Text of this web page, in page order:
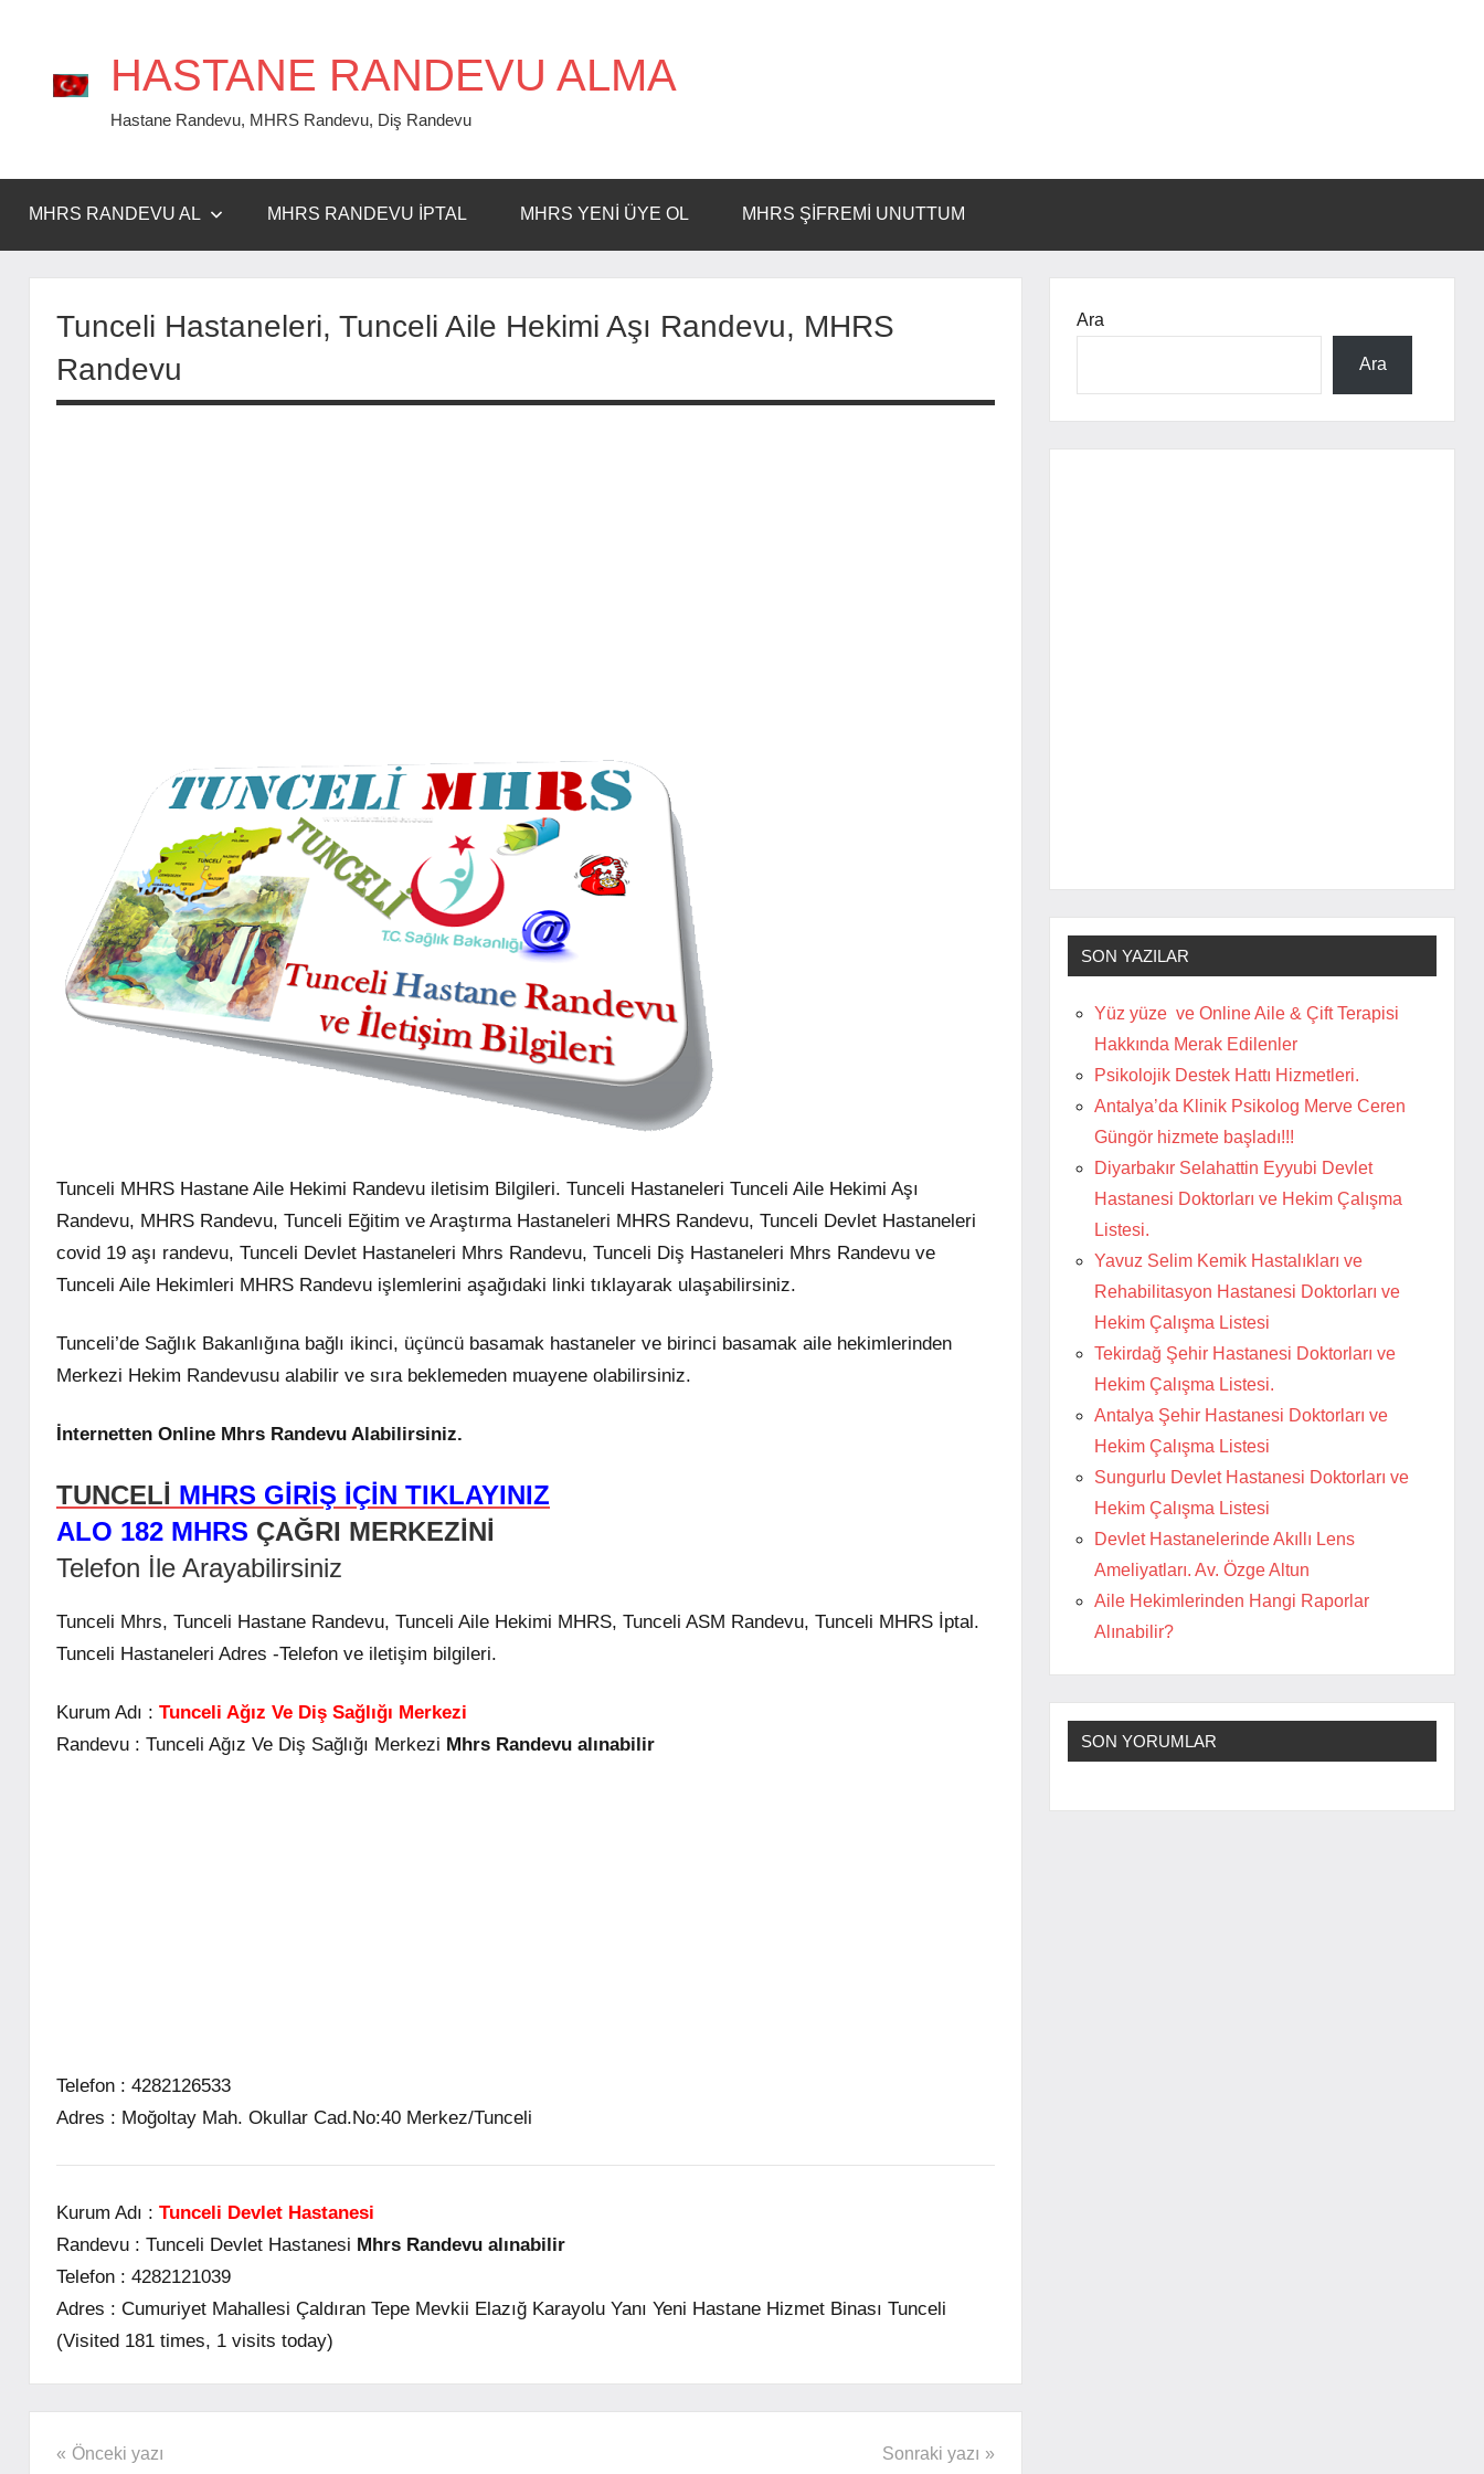
HASTANE RANDEVU ALMA
Hastane Randevu, MHRS Randevu, Diş Randevu
MHRS RANDEVU AL MHRS RANDEVU İPTAL MHRS YENI ÜYE OL MHRS ŞIFREMI UNUTTUM
Tunceli Hastaneleri, Tunceli Aile Hekimi Aşı Randevu, MHRS
Randevu
Tunceli MHRS Hastane Aile Hekimi Randevu iletisim Bilgileri. Tunceli Hastaneleri Tunceli Aile Hekimi Aşı
Randevu, MHRS Randevu, Tunceli Eğitim ve Araştırma Hastaneleri MHRS Randevu, Tunceli Devlet Hastaneleri
covid 19 aşı randevu, Tunceli Devlet Hastaneleri Mhrs Randevu, Tunceli Diş Hastaneleri Mhrs Randevu ve
Tunceli Aile Hekimleri MHRS Randevu işlemlerini aşağıdaki linki tıklayarak ulaşabilirsiniz.
Tunceli’de Sağlık Bakanlığına bağlı ikinci, üçüncü basamak hastaneler ve birinci basamak aile hekimlerinden
Merkezi Hekim Randevusu alabilir ve sıra beklemeden muayene olabilirsiniz.
İnternetten Online Mhrs Randevu Alabilirsiniz.
TUNCELİ MHRS GİRİŞ İÇİN TIKLAYINIZ
ALO 182 MHRS ÇAĞRI MERKEZİNİ
Telefon İle Arayabilirsiniz
Tunceli Mhrs, Tunceli Hastane Randevu, Tunceli Aile Hekimi MHRS, Tunceli ASM Randevu, Tunceli MHRS İptal.
Tunceli Hastaneleri Adres -Telefon ve iletişim bilgileri.
Kurum Adı : Tunceli Ağız Ve Diş Sağlığı Merkezi
Randevu : Tunceli Ağız Ve Diş Sağlığı Merkezi Mhrs Randevu alınabilir
Telefon : 4282126533
Adres : Moğoltay Mah. Okullar Cad.No:40 Merkez/Tunceli
Kurum Adı : Tunceli Devlet Hastanesi
Randevu : Tunceli Devlet Hastanesi Mhrs Randevu alınabilir
Telefon : 4282121039
Adres : Cumuriyet Mahallesi Çaldıran Tepe Mevkii Elazığ Karayolu Yanı Yeni Hastane Hizmet Binası Tunceli
(Visited 181 times, 1 visits today)
tunceli
Yazı
Önceki yazı Sonraki yazı
Ara
Ara
SON YAZILAR
Yüz yüze ve Online Aile & Çift Terapisi
Hakkında Merak Edilenler
Psikolojik Destek Hattı Hizmetleri.
Antalya’da Klinik Psikolog Merve Ceren
Güngör hizmete başladı!!!
Diyarbakır Selahattin Eyyubi Devlet
Hastanesi Doktorları ve Hekim Çalışma
Listesi.
Yavuz Selim Kemik Hastalıkları ve
Rehabilitasyon Hastanesi Doktorları ve
Hekim Çalışma Listesi
Tekirdağ Şehir Hastanesi Doktorları ve
Hekim Çalışma Listesi.
Antalya Şehir Hastanesi Doktorları ve
Hekim Çalışma Listesi
Sungurlu Devlet Hastanesi Doktorları ve
Hekim Çalışma Listesi
Devlet Hastanelerinde Akıllı Lens
Ameliyatları. Av. Özge Altun
Aile Hekimlerinden Hangi Raporlar
Alınabilir?
SON YORUMLAR